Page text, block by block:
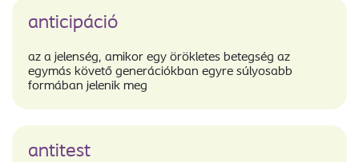
anticipáció
az a jelenség, amikor egy örökletes betegség az
egymás követő generációkban egyre súlyosabb
formában jelenik meg
antitest